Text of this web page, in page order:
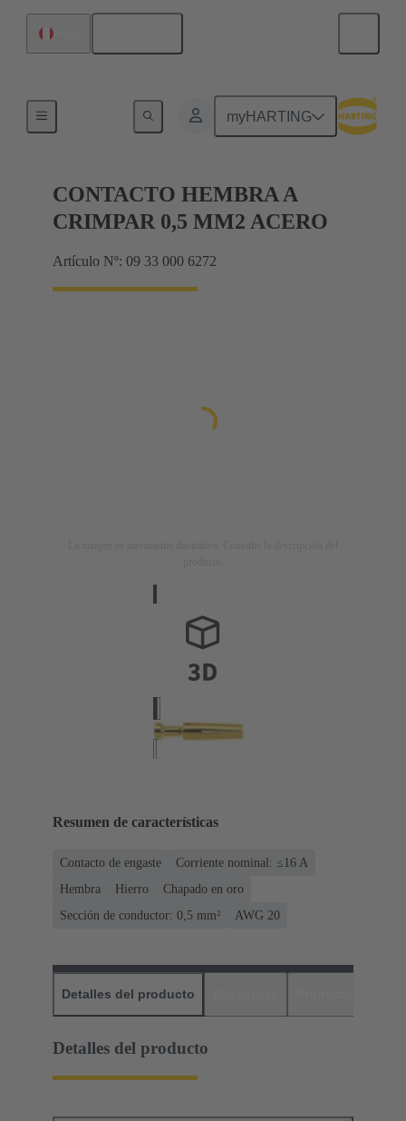
myHARTING
CONTACTO HEMBRA A
CRIMPAR 0,5 MM2 ACERO
Artículo Nº: 09 33 000 6272
Resumen de características
Contacto de engaste
Corriente nominal: ≤16 A
Hembra
Hierro
Chapado en oro
Sección de conductor: 0,5 mm²
AWG 20
Detalles del producto
Detalles del producto